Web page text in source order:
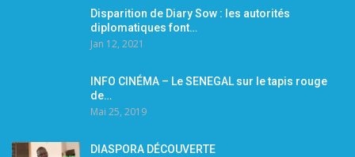
Disparition de Diary Sow : les autorités
diplomatiques font…
Jan 12, 2021
INFO CINÉMA – Le SENEGAL sur le tapis rouge
de…
Mai 25, 2019
DIASPORA DÉCOUVERTE